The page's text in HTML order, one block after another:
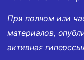
При полном или
материалов,
активная